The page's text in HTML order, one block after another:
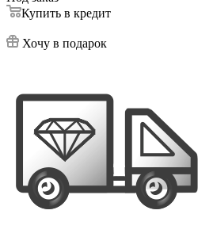
Купить в кредит
Хочу в подарок